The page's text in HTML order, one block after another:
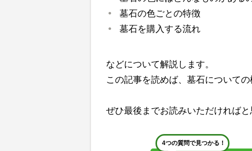
墓石の色ごとの特徴
墓石を購入する流れ
などについて解説します。
この記事を読めば、墓石について
ぜひ最後までお読みいただければと
4つの質問で見つかる！